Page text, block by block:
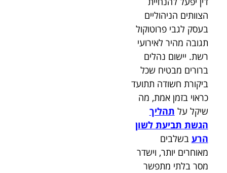
הצוותים הניהוליים
בעסק לגבי פרוטוקול
תגובה מהיר לאירועי
רשת. יישום נהלים
ברורים מבטיח שכל
ביקורת חשודה תתועד
כראוי בזמן אמת, מה
שיקל על תהליך
הגשת תביעת לשון
הרע בשלבים
מאוחרים יותר, וישדר
מסר בלתי מתפשר